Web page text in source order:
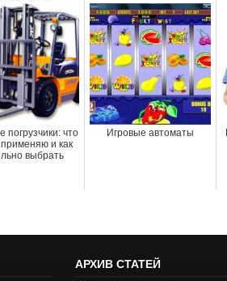
погрузчики: что
применяю и как
выбрать
Игровые автоматы
АРХИВ СТАТЕЙ